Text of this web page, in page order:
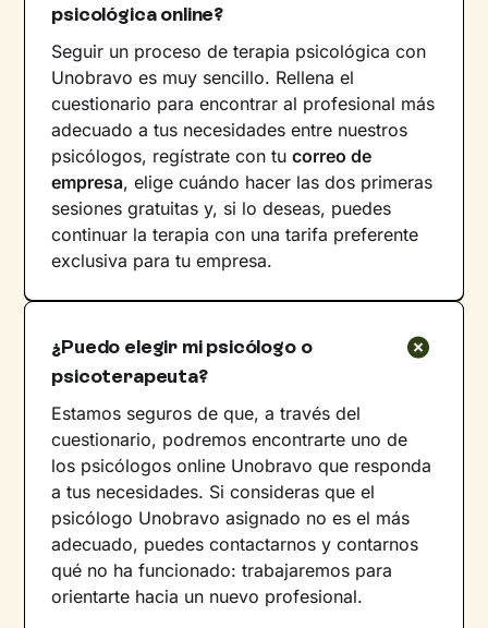
psicológica online?
Seguir un proceso de terapia psicológica con
Unobravo es muy sencillo. Rellena el
cuestionario para encontrar al profesional más
adecuado a tus necesidades entre nuestros
psicólogos, regístrate con tucorreo de
empresa, elige cuándo hacer las dos primeras
sesiones gratuitas y, si lo deseas, puedes
continuar la terapia con una tarifa preferente
exclusiva para tu empresa.
¿Puedo elegir mi psicólogo o
psicoterapeuta?
Estamos seguros de que, a través del
cuestionario, podremos encontrarte uno de
los psicólogos online Unobravo que responda
a tus necesidades. Si consideras que el
psicólogo Unobravo asignado no es el más
adecuado, puedes contactarnos y contarnos
qué no ha funcionado: trabajaremos para
orientarte hacia un nuevo profesional.